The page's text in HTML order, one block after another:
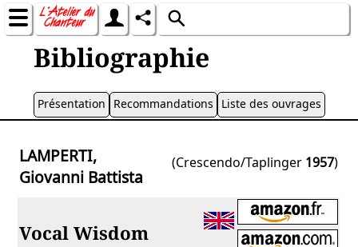
Bibliographie
Présentation Recommandations Liste des ouvrages
LAMPERTI,
Giovanni Battista
(Crescendo/Taplinger 1957)
Vocal Wisdom